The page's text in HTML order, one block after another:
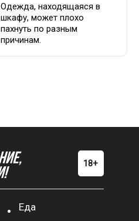
Одежда, находящаяся в
шкафу, может плохо
пахнуть по разным
причинам.
Еда